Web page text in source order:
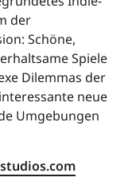
der
Schöne,
Spiele
Dilemmas der
neue
Umgebungen